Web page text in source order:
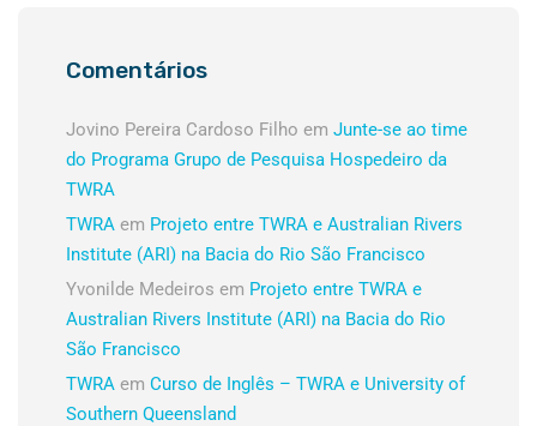
Comentários
Jovino Pereira Cardoso Filho em Junte-se ao time
do Programa Grupo de Pesquisa Hospedeiro da
TWRA
TWRA em Projeto entre TWRA e Australian Rivers
Institute (ARI) na Bacia do Rio São Francisco
Yvonilde Medeiros em Projeto entre TWRA e
Australian Rivers Institute (ARI) na Bacia do Rio
São Francisco
TWRA em Curso de Inglês – TWRA e University of
Southern Queensland